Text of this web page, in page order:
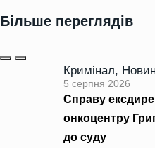
Більше переглядів
Кримінал,
5 серпня 2026
Справу
онкоцентру
до суду